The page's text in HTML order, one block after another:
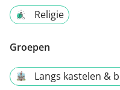
Religie
Groepen
Langs kastelen &